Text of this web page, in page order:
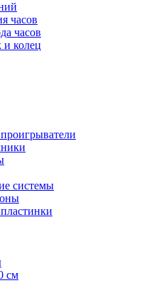
часов
часов
и колец
системы
см